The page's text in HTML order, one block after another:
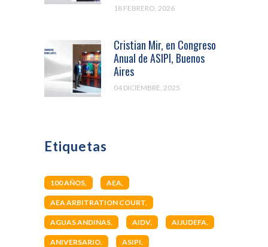
18 FEBRERO, 2026
Cristian Mir, en Congreso
Anual de ASIPI, Buenos
Aires
04 DICIEMBRE, 2025
Etiquetas
100 AÑOS AEA
AEA ARBITRATION COURT
AGUAS ANDINAS AIDV AIJUDEFA
ANIVERSARIO ASIPI